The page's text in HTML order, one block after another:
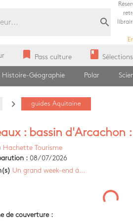
search
bookmark Pass culture book Sélections
Histoire-Géographie Polar
navigate_next guides Aquitaine
: bassin d'Arcachon
Hachette Tourisme
: 08/07/2026
Un grand week-end à...
de couverture :